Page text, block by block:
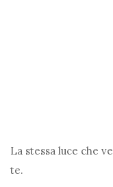
La stessa luce che
te.